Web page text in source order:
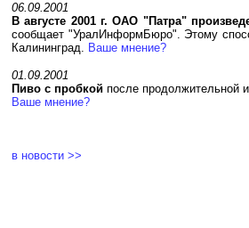
06.09.2001
В августе 2001 г. ОАО "Патра"
сообщает "УралИнформБюро". Этому
Калининград. Ваше мнение?
01.09.2001
Пиво с пробкой после продолжительной
Ваше мнение?
в новости >>